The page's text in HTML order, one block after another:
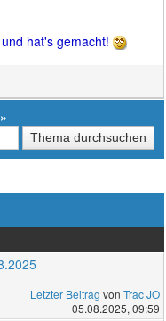
hat's gemacht!
Letzter Beitrag von Trac JO
05.08.2025, 09:59